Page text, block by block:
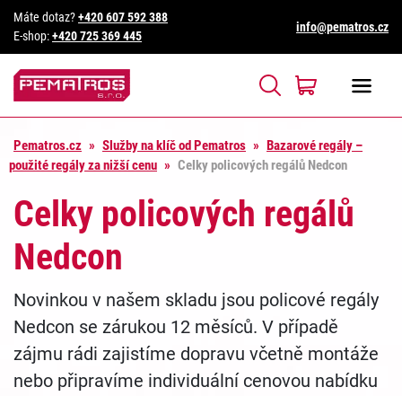
Máte dotaz?+420 607 592 388
E-shop:+420 725 369 445
info@pematros.cz
Pematros.cz » Služby na klíč od Pematros » Bazarové regály –
použité regály za nižší cenu » Celky policových regálů Nedcon
Celky policových regálů
Nedcon
Novinkou v našem skladu jsou policové regály
Nedcon se zárukou 12 měsíců. V případě
zájmu rádi zajistíme dopravu včetně montáže
nebo připravíme individuální cenovou nabídku